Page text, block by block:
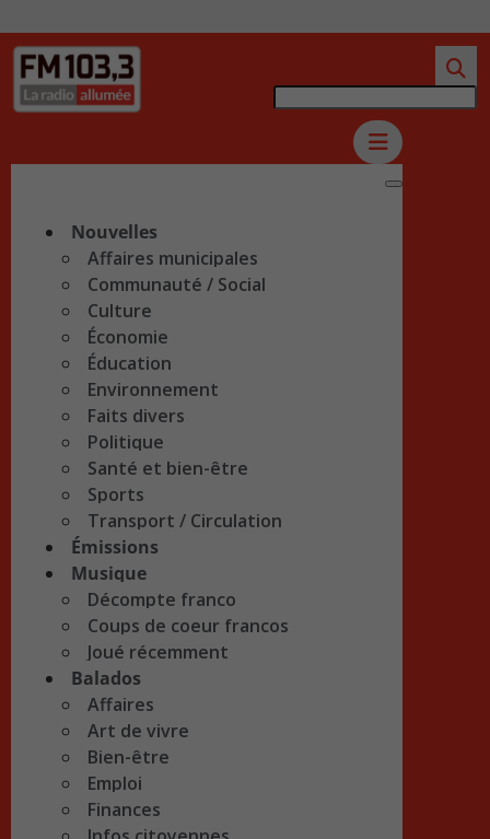
Nouvelles
Affaires municipales
Communauté / Social
Culture
Économie
Éducation
Environnement
Faits divers
Politique
Santé et bien-être
Sports
Transport / Circulation
Émissions
Musique
Décompte franco
Coups de coeur francos
Joué récemment
Balados
Affaires
Art de vivre
Bien-être
Emploi
Finances